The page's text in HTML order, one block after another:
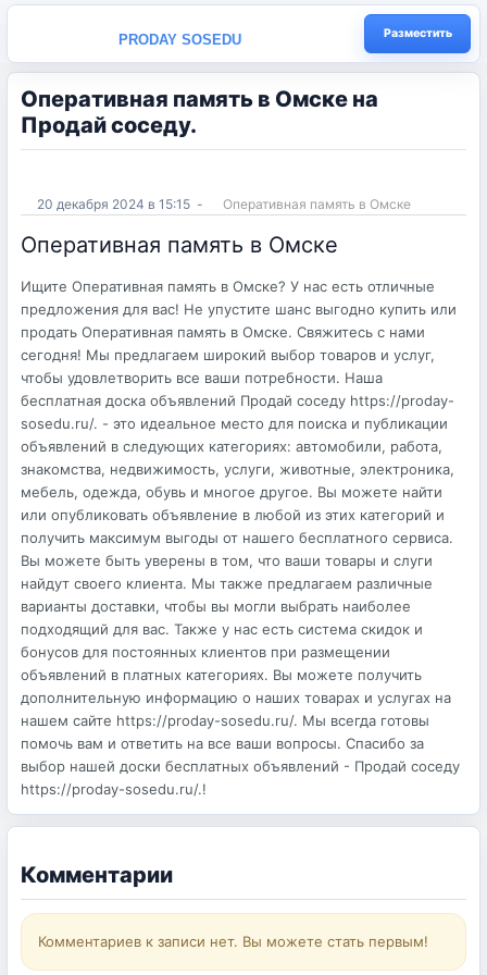
PRODAY SOSEDU Разместить
Оперативная память в Омске на
Продай соседу.
20 декабря 2024 в 15:15 - Оперативная память в Омске
Оперативная память в Омске
Ищите Оперативная память в Омске? У нас есть отличные
предложения для вас! Не упустите шанс выгодно купить или
продать Оперативная память в Омске. Свяжитесь с нами
сегодня! Мы предлагаем широкий выбор товаров и услуг,
чтобы удовлетворить все ваши потребности. Наша
бесплатная доска объявлений Продай соседу https://proday-
sosedu.ru/. - это идеальное место для поиска и публикации
объявлений в следующих категориях: автомобили, работа,
знакомства, недвижимость, услуги, животные, электроника,
мебель, одежда, обувь и многое другое. Вы можете найти
или опубликовать объявление в любой из этих категорий и
получить максимум выгоды от нашего бесплатного сервиса.
Вы можете быть уверены в том, что ваши товары и слуги
найдут своего клиента. Мы также предлагаем различные
варианты доставки, чтобы вы могли выбрать наиболее
подходящий для вас. Также у нас есть система скидок и
бонусов для постоянных клиентов при размещении
объявлений в платных категориях. Вы можете получить
дополнительную информацию о наших товарах и услугах на
нашем сайте https://proday-sosedu.ru/. Мы всегда готовы
помочь вам и ответить на все ваши вопросы. Спасибо за
выбор нашей доски бесплатных объявлений - Продай соседу
https://proday-sosedu.ru/.!
Комментарии
Комментариев к записи нет. Вы можете стать первым!